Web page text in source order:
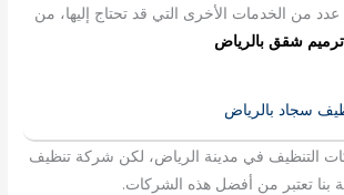
من الخدمات الأخرى التي قد تحتاج إليها، من
شقق بالرياض
سجاد بالرياض
التنظيف في مدينة الرياض، لكن شركة تنظيف
بنا تعتبر من أفضل هذه الشركات.